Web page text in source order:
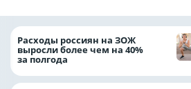
Расходы россиян на ЗОЖ
выросли более чем на 40%
за полгода